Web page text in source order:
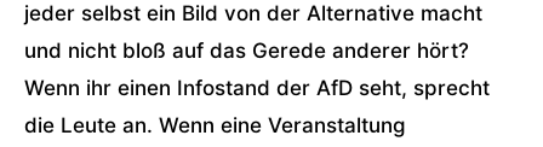
jeder selbst ein Bild von der Alternative macht
und nicht bloß auf das Gerede anderer hört?
Wenn ihr einen Infostand der AfD seht, sprecht
die Leute an. Wenn eine Veranstaltung